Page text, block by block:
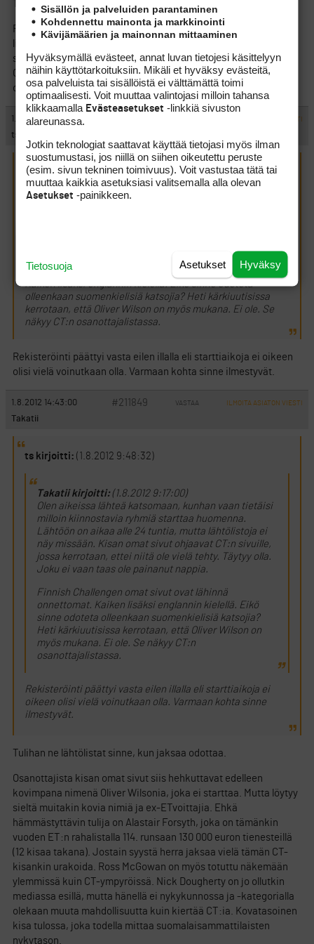
Täytyy olla. Joku ei vaan taas ole painanut nappia.
Finnish Challengen omat sivut ovat lähinnä onnettomat. Kaiken
suomenkielisiä katsojia? Heti kärkiuutisissa kerrotaan, että
Oliver Wilson on myös mukana. Ei ole. Se näkyy CT:n
osanottajalistassa.
1.8.2012 12:48:00 ILMOITA ASIATON VIESTI
ts
Takatii kirjoitti:(1.8.2012 9:17:00)
Olen aikeissa lähteä katsomaan, kunhan vaan tietäisi
milloin kiinnostavia ryhmiä starttaa huomenna. Lähtöön on
Finnish Challengen omat sivut ovat lähinnä onnettomat.
Kaiken lisäksi englannin kielellä. Eikö sinne odoteta
olleenkaan suomenkielisiä katsojia? Heti kärkiuutisissa
kerrotaan, että Oliver Wilson on myös mukana. Ei ole. Se
näkyy CT:n osanottajalistassa.
Rekisteröinti päättyi vasta eilen illalla eli starttiaikoja ei oikeen
olisi vielä voinutkaan olla. Varmaan kohta sinne ilmestyvät.
1.8.2012 14:43:00 #211849 VASTAA ILMOITA ASIATON VIESTI
Takatii
ts kirjoitti: (1.8.2012 9:48:32)
Takatii kirjoitti:(1.8.2012 9:17:00)
Olen aikeissa lähteä katsomaan, kunhan vaan tietäisi
milloin kiinnostavia ryhmiä starttaa huomenna.
Lähtöön on aikaa alle 24 tuntia, mutta lähtölistoja ei
näy missään. Kisan omat sivut ohjaavat CT:n sivuille,
jossa kerrotaan, ettei niitä ole vielä tehty. Täytyy olla.
Joku ei vaan taas ole painanut nappia.
Finnish Challengen omat sivut ovat lähinnä
onnettomat. Kaiken lisäksi englannin kielellä. Eikö
sinne odoteta olleenkaan suomenkielisiä katsojia?
Heti kärkiuutisissa kerrotaan, että Oliver Wilson on
myös mukana. Ei ole. Se näkyy CT:n
osanottajalistassa.
Rekisteröinti päättyi vasta eilen illalla eli starttiaikoja ei
oikeen olisi vielä voinutkaan olla. Varmaan kohta sinne
ilmestyvät.
Tulihan ne lähtölistat sinne, kun jaksaa odottaa.
Osanottajista kisan omat sivut siis hehkuttavat edelleen
kovimpana nimenä Oliver Wilsonia, joka ei starttaa. Mutta löytyy
sieltä muitakin kovia nimiä ja ex-ETvoittajia. Ehkä
hämmästyttävin tulija on Alastair Forsyth, joka on tämänkin
vuoden ET:n rahalistalla 114. runsaan 130 000 euron tienesteillä
(12 kisaa takana). Jostain syystä herra jaksaa vielä tämän CT-
kisankin urakoida. Ross McGowan on myös totuttu näkemään
ylemmissä kuin CT-ympyröissä. Nick Dougherty on jo ollutkin
mediassa esillä, mutta hänellä ei nykykunnossa ja -kategorialla
olekaan muuta mahdollisuutta kuin kiertää CT:ia. Kovatasoinen
kisa tulossa, joka todella mittaa suomalaisammattilaisten
nykytason.
Sisällön ja palveluiden parantaminen
Kohdennettu mainonta ja markkinointi
Kävijämäärien ja mainonnan mittaaminen
Hyväksymällä evästeet, annat luvan tietojesi käsittelyyn
näihin käyttötarkoituksiin. Mikäli et hyväksy evästeitä,
osa palveluista tai sisällöistä ei välttämättä toimi
optimaalisesti. Voit muuttaa valintojasi milloin tahansa
klikkaamalla Evästeasetukset -linkkiä sivuston
alareunassa.
Jotkin teknologiat saattavat käyttää tietojasi myös ilman
suostumustasi, jos niillä on siihen oikeutettu peruste
(esim. sivun tekninen toimivuus). Voit vastustaa tätä tai
muuttaa kaikkia asetuksiasi valitsemalla alla olevan
Asetukset -painikkeen.
Hyväksy
Asetukset
Tietosuoja